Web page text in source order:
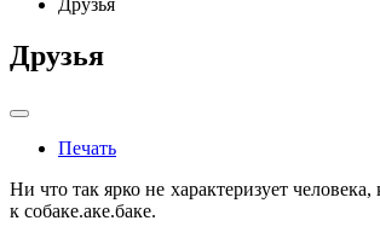
Друзья
Друзья
Печать
Ни что так ярко не характеризует
к собаке.аке.баке.